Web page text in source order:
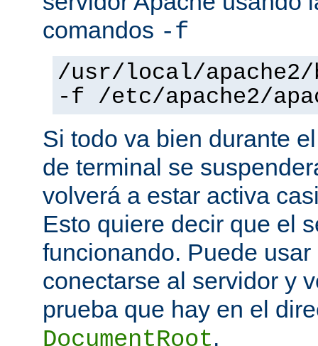
comandos -f
/usr/local/
-f /etc/apache2/
Si todo va bien durante
de terminal se
volverá a estar activa
Esto quiere decir que el
funcionando. Puede
conectarse al servidor y
prueba que hay en el
DocumentRoot.